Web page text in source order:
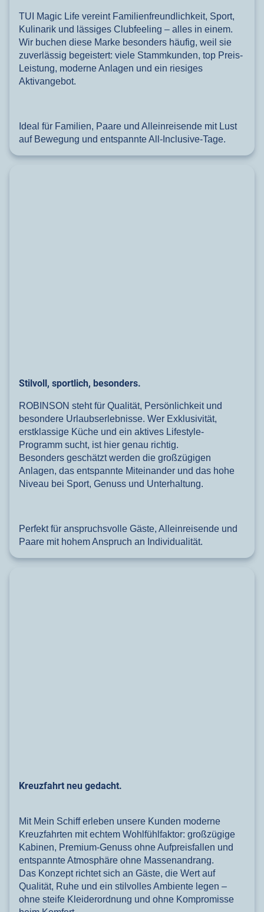
TUI Magic Life vereint Familienfreundlichkeit, Sport,
Kulinarik und lässiges Clubfeeling – alles in einem.
Wir buchen diese Marke besonders häufig, weil sie
zuverlässig begeistert: viele Stammkunden, top Preis-
Leistung, moderne Anlagen und ein riesiges
Aktivangebot.
Ideal für Familien, Paare und Alleinreisende mit Lust
auf Bewegung und entspannte All-Inclusive-Tage.
Stilvoll, sportlich, besonders.
ROBINSON steht für Qualität, Persönlichkeit und
besondere Urlaubserlebnisse. Wer Exklusivität,
erstklassige Küche und ein aktives Lifestyle-
Programm sucht, ist hier genau richtig.
Besonders geschätzt werden die großzügigen
Anlagen, das entspannte Miteinander und das hohe
Niveau bei Sport, Genuss und Unterhaltung.
Perfekt für anspruchsvolle Gäste, Alleinreisende und
Paare mit hohem Anspruch an Individualität.
Kreuzfahrtneu gedacht.
Mit Mein Schiff erleben unsere Kunden moderne
Kreuzfahrten mit echtem Wohlfühlfaktor: großzügige
Kabinen, Premium-Genuss ohne Aufpreisfallen und
entspannte Atmosphäre ohne Massenandrang.
Das Konzept richtet sich an Gäste, die Wert auf
Qualität, Ruhe und ein stilvolles Ambiente legen –
ohne steife Kleiderordnung und ohne Kompromisse